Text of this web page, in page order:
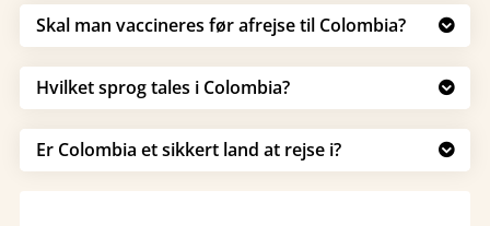

Skal man vaccineres før afrejse til Colombia?

Hvilket sprog tales i Colombia?

Er Colombia et sikkert land at rejse i?